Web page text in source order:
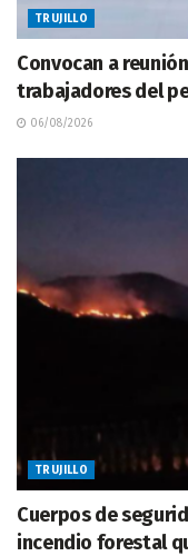
TRUJILLO
Convocan a
trabajadores del
06/08/2026
TRUJILLO
Cuerpos de
incendio forestal